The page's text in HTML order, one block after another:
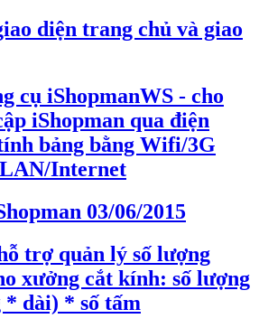
diện trang chủ và giao
cụ iShopmanWS - cho
iShopman qua điện
bảng bằng Wifi/3G
Internet
03/06/2015
trợ quản lý số lượng
xưởng cắt kính: số lượng
* dài) * số tấm